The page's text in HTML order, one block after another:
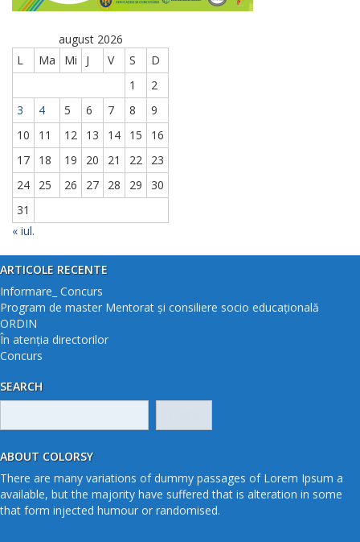
august 2026
L
Ma Mi J V S
D
1
2
3
4 5 6 7 8
9
10
11 12 13 14 15
16
17
18 19 20 21 22
23
24
25 26 27 28 29
30
31
« iul.
ARTICOLE RECENTE
Informare_ Concurs
Program de master Mentorat și consiliere socio educațională
ORDIN
În atenția directorilor
Concurs
SEARCH
ABOUT COLORSY
There are many variations of dummy passages of Lorem Ipsum a
available, but the majority have suffered that is alteration in some
that form injected humour or randomised.